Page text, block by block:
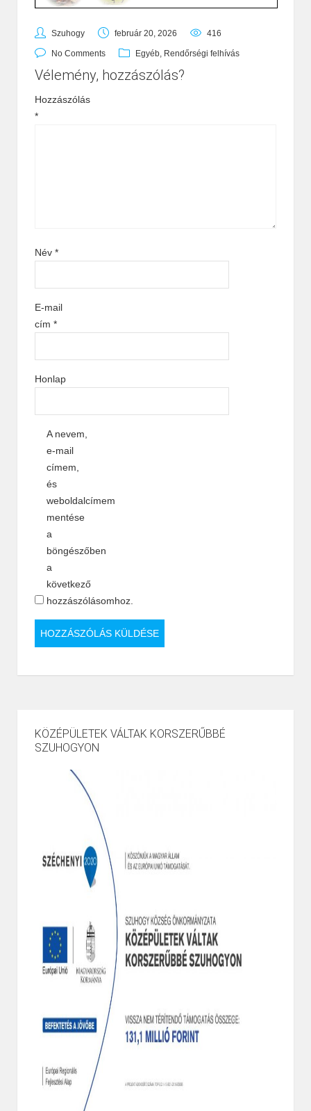
Szuhogy február 20, 2026 416
No Comments Egyéb, Rendőrségi felhívás
Vélemény, hozzászólás?
Hozzászólás
*
Név *
E-mail
cím *
Honlap
A nevem,
e-mail
címem,
és
weboldalcímem
mentése
a
böngészőben
a
következő
hozzászólásomhoz.
KÖZÉPÜLETEK VÁLTAK KORSZERŰBBÉ
SZUHOGYON